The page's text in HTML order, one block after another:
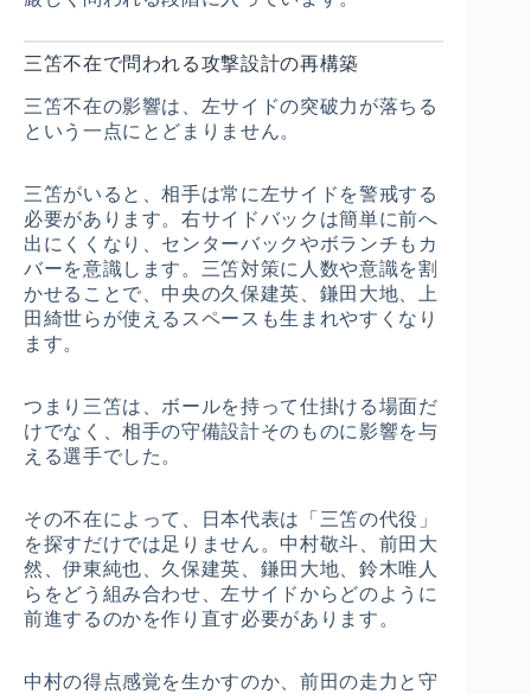
三笘不在で問われる攻撃設計の再構築
三笘不在の影響は、左サイドの突破力が落ちる
という一点にとどまりません。
三笘がいると、相手は常に左サイドを警戒する
必要があります。右サイドバックは簡単に前へ
出にくくなり、センターバックやボランチもカ
バーを意識します。三笘対策に人数や意識を割
かせることで、中央の久保建英、鎌田大地、上
田綺世らが使えるスペースも生まれやすくなり
ます。
つまり三笘は、ボールを持って仕掛ける場面だ
けでなく、相手の守備設計そのものに影響を与
える選手でした。
その不在によって、日本代表は「三笘の代役」
を探すだけでは足りません。中村敬斗、前田大
然、伊東純也、久保建英、鎌田大地、鈴木唯人
らをどう組み合わせ、左サイドからどのように
前進するのかを作り直す必要があります。
中村の得点感覚を生かすのか、前田の走力と守